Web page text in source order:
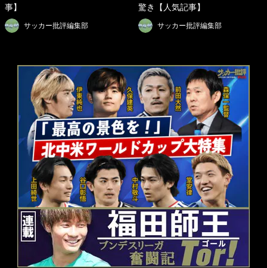
事】
サッカー批評編集部
驚き【人気記事】
サッカー批評編集部